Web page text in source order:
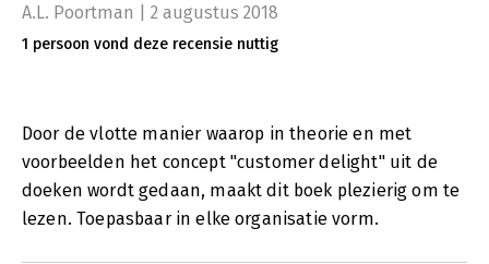
A.L. Poortman | 2 augustus 2018
1 persoon vond deze recensie nuttig
Door de vlotte manier waarop in theorie en met
voorbeelden het concept "customer delight" uit de
doeken wordt gedaan, maakt dit boek plezierig om te
lezen. Toepasbaar in elke organisatie vorm.